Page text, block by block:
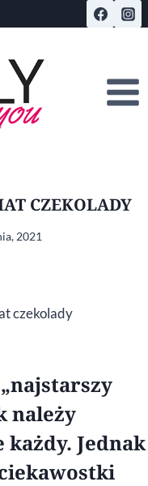
CZEKOLADY
2021
należy
Jednak